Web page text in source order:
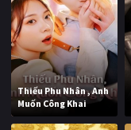
Thiếu Phu Nhân , Anh
Muốn Công Khai